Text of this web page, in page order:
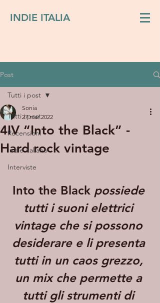
INDIE ITALIA
Post
Tutti i post
Recensioni
Indie italiano
Interviste
Tutti i post
4IV “Into the Black” -
Hard rock vintage
Sonia
27 mar 2022
Into the Black possiede
tutti i suoni elettrici
vintage che si possono
desiderare e li presenta
tutti in un caos grezzo,
un mix che permette a
tutti gli strumenti di